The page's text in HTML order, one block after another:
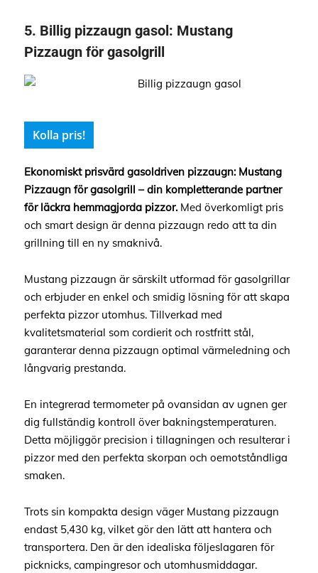
5. Billig pizzaugn gasol: Mustang
Pizzaugn för gasolgrill
Kolla pris!
Ekonomiskt prisvärd gasoldriven pizzaugn: Mustang
Pizzaugn för gasolgrill – din kompletterande partner
för läckra hemmagjorda pizzor. Med överkomligt pris
och smart design är denna pizzaugn redo att ta din
grillning till en ny smaknivå.
Mustang pizzaugn är särskilt utformad för gasolgrillar
och erbjuder en enkel och smidig lösning för att skapa
perfekta pizzor utomhus. Tillverkad med
kvalitetsmaterial som cordierit och rostfritt stål,
garanterar denna pizzaugn optimal värmeledning och
långvarig prestanda.
En integrerad termometer på ovansidan av ugnen ger
dig fullständig kontroll över bakningstemperaturen.
Detta möjliggör precision i tillagningen och resulterar i
pizzor med den perfekta skorpan och oemotståndliga
smaken.
Trots sin kompakta design väger Mustang pizzaugn
endast 5,430 kg, vilket gör den lätt att hantera och
transportera. Den är den idealiska följeslagaren för
picknicks, campingresor och utomhusmiddagar.